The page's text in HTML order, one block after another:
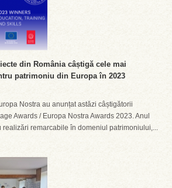
din România câștigă cele mai
patrimoniu din Europa în 2023
Nostra au anunțat astăzi câștigătorii
Awards / Europa Nostra Awards 2023. Anul
realizări remarcabile în domeniul patrimoniului,...